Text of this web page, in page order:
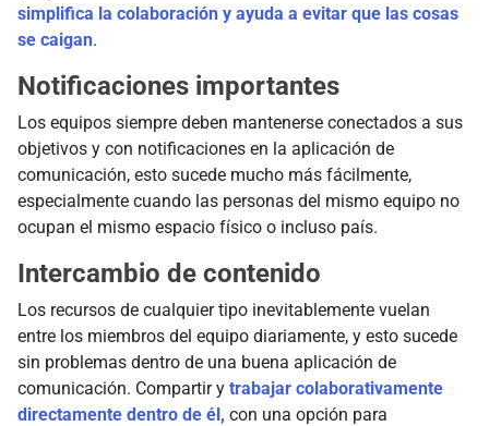
simplifica la colaboración y ayuda a evitar que las cosas
se caigan.
Notificaciones importantes
Los equipos siempre deben mantenerse conectados a sus
objetivos y con notificaciones en la aplicación de
comunicación, esto sucede mucho más fácilmente,
especialmente cuando las personas del mismo equipo no
ocupan el mismo espacio físico o incluso país.
Intercambio de contenido
Los recursos de cualquier tipo inevitablemente vuelan
entre los miembros del equipo diariamente, y esto sucede
sin problemas dentro de una buena aplicación de
comunicación. Compartir y trabajar colaborativamente
directamente dentro de él, con una opción para